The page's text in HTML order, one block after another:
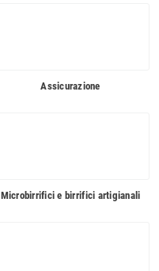
Assicurazione
Microbirrifici e birrifici artigianali